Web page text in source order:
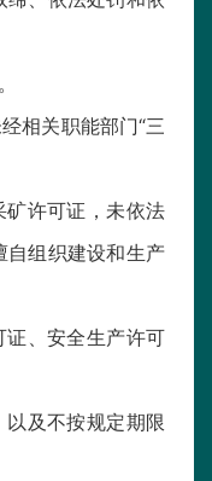
相关职能部门“三
许可证，未依法
自组织建设和生产
、安全生产许可
及不按规定期限